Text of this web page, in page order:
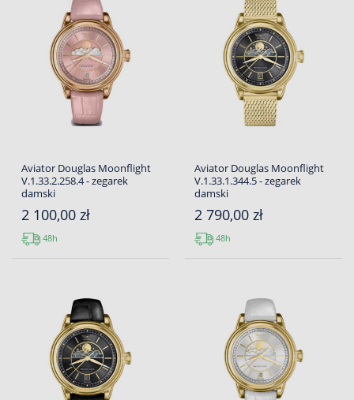
Aviator Douglas Moonflight
V.1.33.2.258.4 - zegarek
damski
2 100,00 zł
48h
Aviator Douglas Moonflight
V.1.33.1.344.5 - zegarek
damski
2 790,00 zł
48h